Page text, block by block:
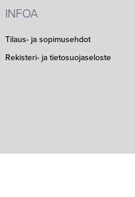
INFOA
Tilaus- ja sopimusehdot
Rekisteri- ja tietosuojaseloste